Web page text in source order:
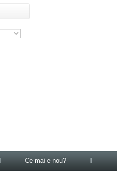
Ce mai e nou?